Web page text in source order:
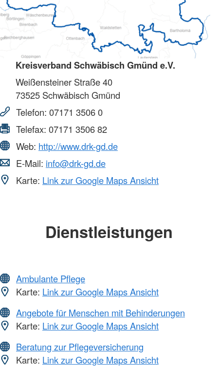
Kreisverband Schwäbisch Gmünd e.V.
Weißensteiner Straße 40
73525 Schwäbisch Gmünd
Telefon: 07171 3506 0
Telefax: 07171 3506 82
Web: http://www.drk-gd.de
E-Mail: info@drk-gd.de
Karte: Link zur Google Maps Ansicht
Dienstleistungen
Ambulante Pflege
Karte: Link zur Google Maps Ansicht
Angebote für Menschen mit Behinderungen
Karte: Link zur Google Maps Ansicht
Beratung zur Pflegeversicherung
Karte: Link zur Google Maps Ansicht